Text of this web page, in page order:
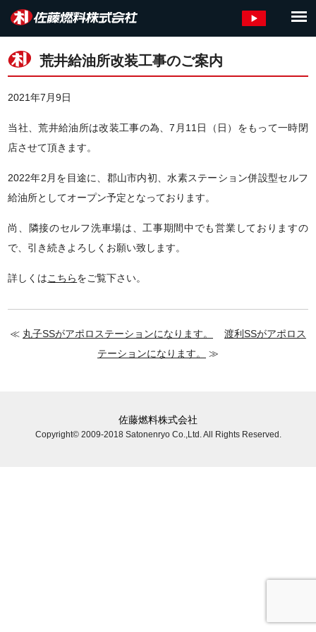
荒井給油所改装工事のご案内
2021年7月9日
当社、荒井給油所は改装工事の為、7月11日（日）をもって一時閉
店させて頂きます。
2022年2月を目途に、郡山市内初、水素ステーション併設型セルフ
給油所としてオープン予定となっております。
尚、隣接のセルフ洗車場は、工事期間中でも営業しておりますの
で、引き続きよろしくお願い致します。
詳しくはこちらをご覧下さい。
≪ 丸子SSがアポロステーションになります。
渡利SSがアポロス
テーションになります。
≫
佐藤燃料株式会社
Copyright© 2009-2018 Satonenryo Co.,Ltd. All Rights Reserved.